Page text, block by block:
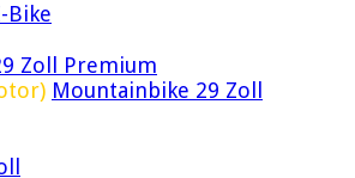
Bike
Mountainbike 29 Zoll